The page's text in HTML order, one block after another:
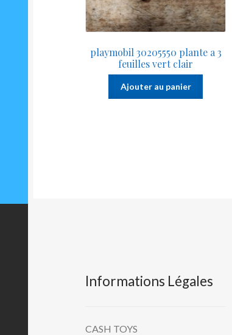
playmobil 30205550 plante a 3
feuilles vert clair
Ajouter au panier
Informations Légales
CASH TOYS